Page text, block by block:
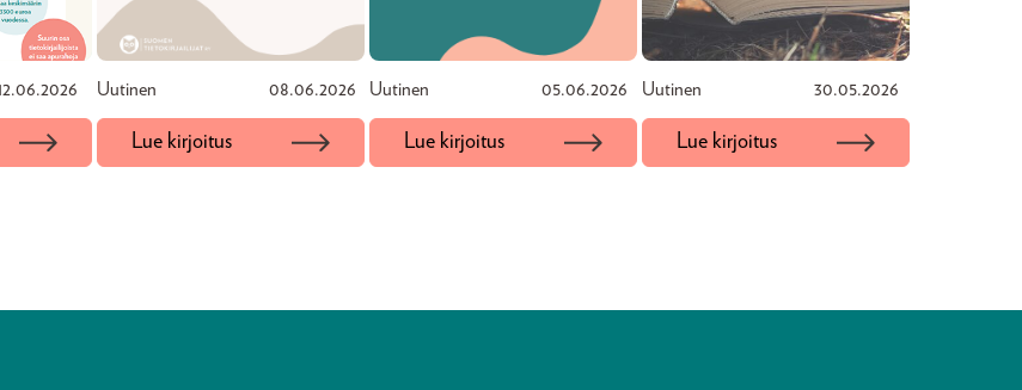
Uutinen 08.06.2026
Lue kirjoitus
Uutinen 05.06.2026
Lue kirjoitus
Uutinen 30.05.2026
Lue kirjoitus